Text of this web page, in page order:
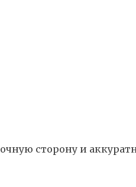
сторону и